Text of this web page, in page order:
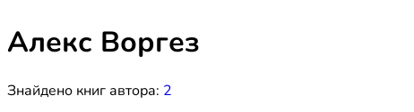
полиці.
Алекс Воргез
Знайдено книг автора: 2